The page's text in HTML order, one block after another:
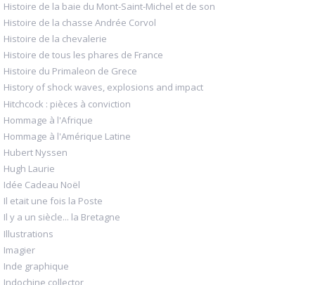
Histoire de la baie du Mont-Saint-Michel et de son
Histoire de la chasse Andrée Corvol
Histoire de la chevalerie
Histoire de tous les phares de France
Histoire du Primaleon de Grece
History of shock waves, explosions and impact
Hitchcock : pièces à conviction
Hommage à l'Afrique
Hommage à l'Amérique Latine
Hubert Nyssen
Hugh Laurie
Idée Cadeau Noël
Il etait une fois la Poste
Il y a un siècle... la Bretagne
Illustrations
Imagier
Inde graphique
Indochine collector